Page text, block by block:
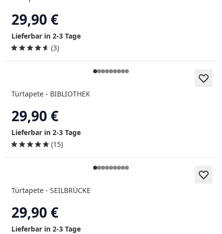
29,90 €
Lieferbar in 2-3 Tage
(3)
Türtapete - BIBLIOTHEK
29,90 €
Lieferbar in 2-3 Tage
(15)
Türtapete - SEILBRÜCKE
29,90 €
Lieferbar in 2-3 Tage